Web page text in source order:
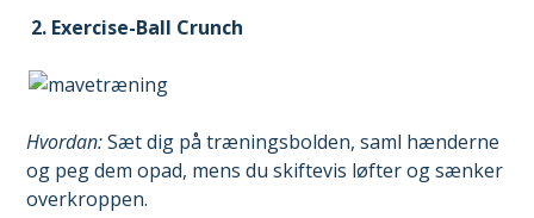
2. Exercise-Ball Crunch
Hvordan:Sæt dig på træningsbolden, saml hænderne
og peg dem opad, mens du skiftevis løfter og sænker
overkroppen.